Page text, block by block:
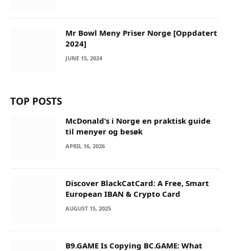
Mr Bowl Meny Priser Norge [Oppdatert
2024]
JUNE 15, 2024
TOP POSTS
McDonald’s i Norge en praktisk guide
til menyer og besøk
APRIL 16, 2026
Discover BlackCatCard: A Free, Smart
European IBAN & Crypto Card
AUGUST 15, 2025
B9.GAME Is Copying BC.GAME: What